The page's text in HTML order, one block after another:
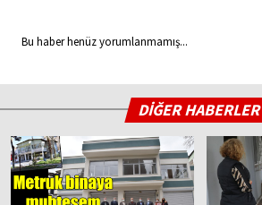
Bu haber henüz yorumlanmamış...
DİĞER HABERLER